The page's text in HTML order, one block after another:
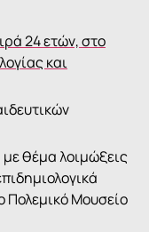
24 ετών, στο
και
θέμα λοιμώξεις
Πολεμικό Μουσείο